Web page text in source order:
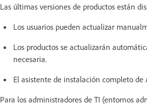
Las últimas versiones de productos están
Los usuarios pueden actualizar
Los productos se actualizarán
necesaria.
El asistente de instalación completo de
Para los administradores de TI (entornos